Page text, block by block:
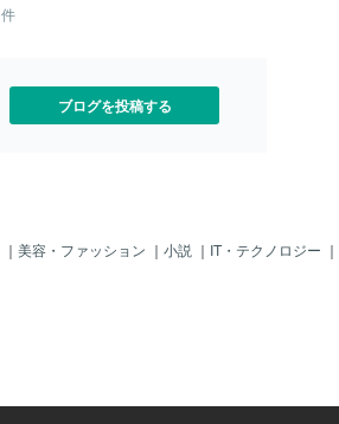
件
ブログを投稿する
｜ 美容・ファッション ｜ 小説 ｜ IT・テクノロジー ｜